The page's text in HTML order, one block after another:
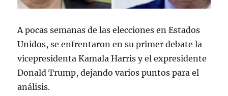
A pocas semanas de las elecciones en Estados
Unidos, se enfrentaron en su primer debate la
vicepresidenta Kamala Harris y el expresidente
Donald Trump, dejando varios puntos para el
análisis.